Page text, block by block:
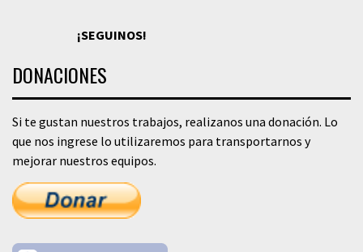
¡SEGUINOS!
DONACIONES
Si te gustan nuestros trabajos, realizanos una donación. Lo
que nos ingrese lo utilizaremos para transportarnos y
mejorar nuestros equipos.